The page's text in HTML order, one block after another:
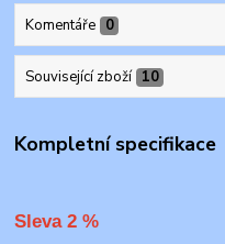
Komentáře 0
Související zboží 10
Kompletní specifikace
Sleva 2 %